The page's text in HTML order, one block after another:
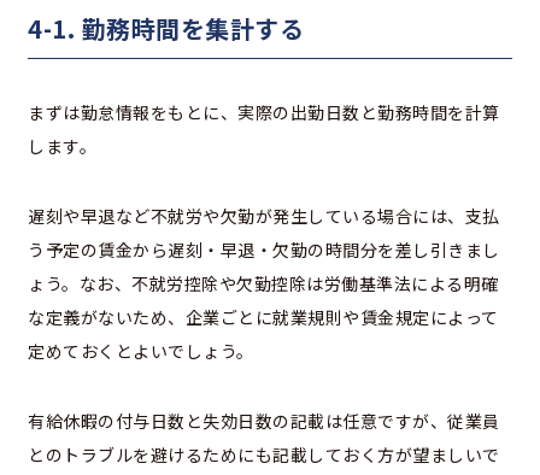
4-1. 勤務時間を集計する
まずは勤怠情報をもとに、実際の出勤日数と勤務時間を計算
します。
遅刻や早退など不就労や欠勤が発生している場合には、支払
う予定の賃金から遅刻・早退・欠勤の時間分を差し引きまし
ょう。なお、不就労控除や欠勤控除は労働基準法による明確
な定義がないため、企業ごとに就業規則や賃金規定によって
定めておくとよいでしょう。
有給休暇の付与日数と失効日数の記載は任意ですが、従業員
とのトラブルを避けるためにも記載しておく方が望ましいで